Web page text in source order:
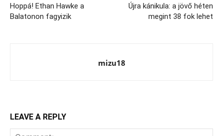
Hoppá! Ethan Hawke a
Balatonon fagyizik
Újra kánikula: a jövő héten
megint 38 fok lehet
mizu18
LEAVE A REPLY